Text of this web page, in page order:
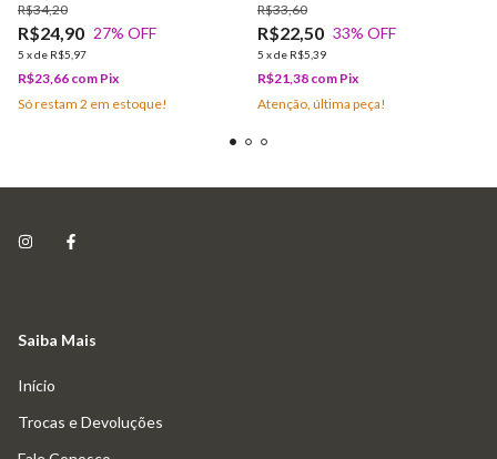
R$24,90
R$34,20
27% OFF
5 xde R$5,97
R$23,66 com Pix
Só restam 2 em estoque!
R$22,50
R$33,60
33% OFF
5 xde R$5,39
R$21,38 com Pix
Atenção, última peça!
Saiba Mais
Início
Trocas e Devoluções